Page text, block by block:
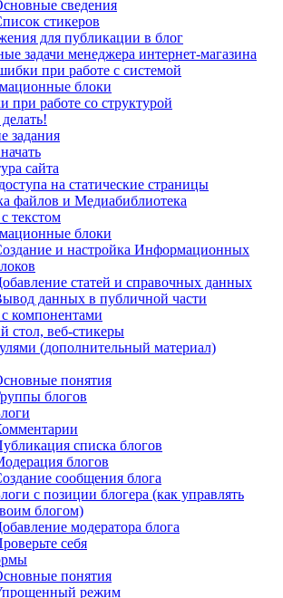
сведения
стикеров
для публикации в блог
задачи менеджера интернет-магазина
при работе с системой
блоки
при работе со структурой
задания
сайта
на статические страницы
файлов и Медиабиблиотека
текстом
блоки
и настройка Информационных
статей и справочных данных
данных в публичной части
с компонентами
стол, веб-стикеры
(дополнительный материал)
понятия
блогов
списка блогов
блогов
сообщения блога
с позиции блогера (как управлять
блогом)
модератора блога
себя
понятия
режим